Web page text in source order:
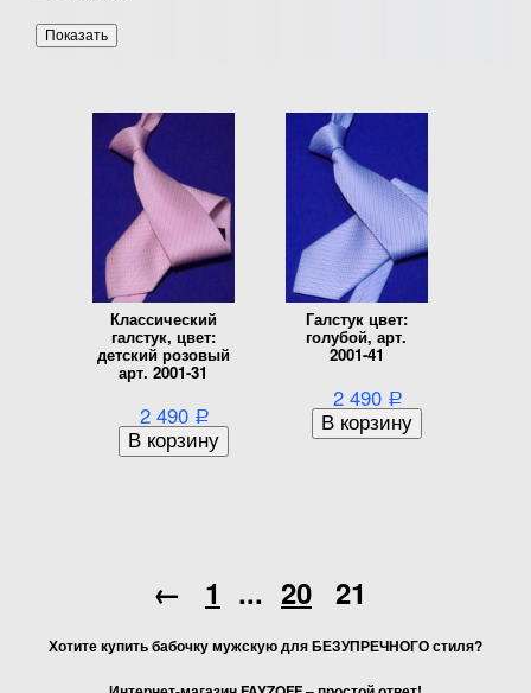
Классический
галстук, цвет:
детский розовый
арт. 2001-31
2 490 Р
Галстук цвет:
голубой, арт.
2001-41
2 490 Р
← 1 ... 20 21
Хотите купить бабочку мужскую для БЕЗУПРЕЧНОГО стиля?